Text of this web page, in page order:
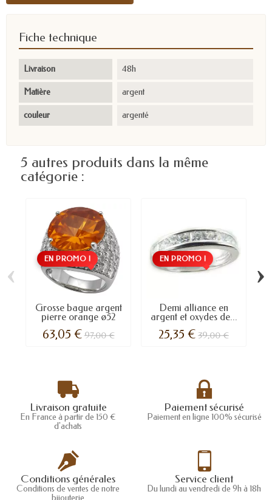
Fiche technique
Livraison 48h
Matière argent
couleur argenté
5 autres produits dans la même
catégorie :
EN PROMO !
Grosse bague argent
pierre orange ø52
63,05 €97,00 €
EN PROMO !
Demi alliance en
argent et oxydes de...
25,35 € 39,00 €
‹ ›
Livraison gratuite
En France à partir de 150 €
d'achats
Paiement sécurisé
Paiement en ligne 100% sécurisé
Conditions générales
Conditions de ventes de notre
bijouterie
Service client
Du lundi au vendredi de 9h à 18h